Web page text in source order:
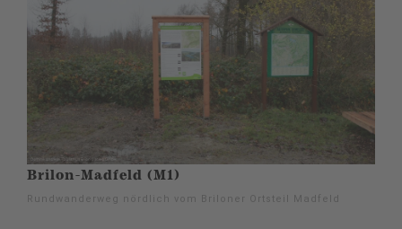
Brilon-Madfeld (M1)
Rundwanderweg nördlich vom Briloner Ortsteil Madfeld